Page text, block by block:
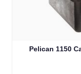
Pelican 1150